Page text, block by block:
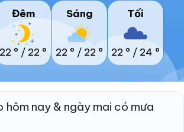
Đêm
22 ° / 22 °
Sáng
22 ° / 22 °
Tối
22 ° / 24 °
hôm nay & ngày mai có mưa